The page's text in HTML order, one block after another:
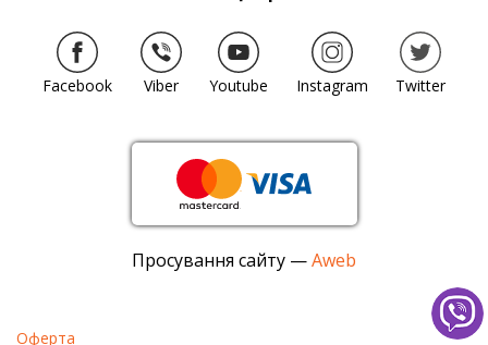
Оферта
Facebook Viber Youtube Instagram Twitter
Просування сайту —Aweb